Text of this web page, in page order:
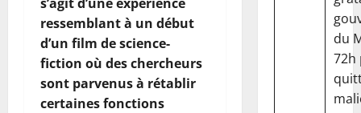
ressemblant à un début
d’un film de science-
fiction où des chercheurs
sont parvenus à rétablir
certaines fonctions
du
72h